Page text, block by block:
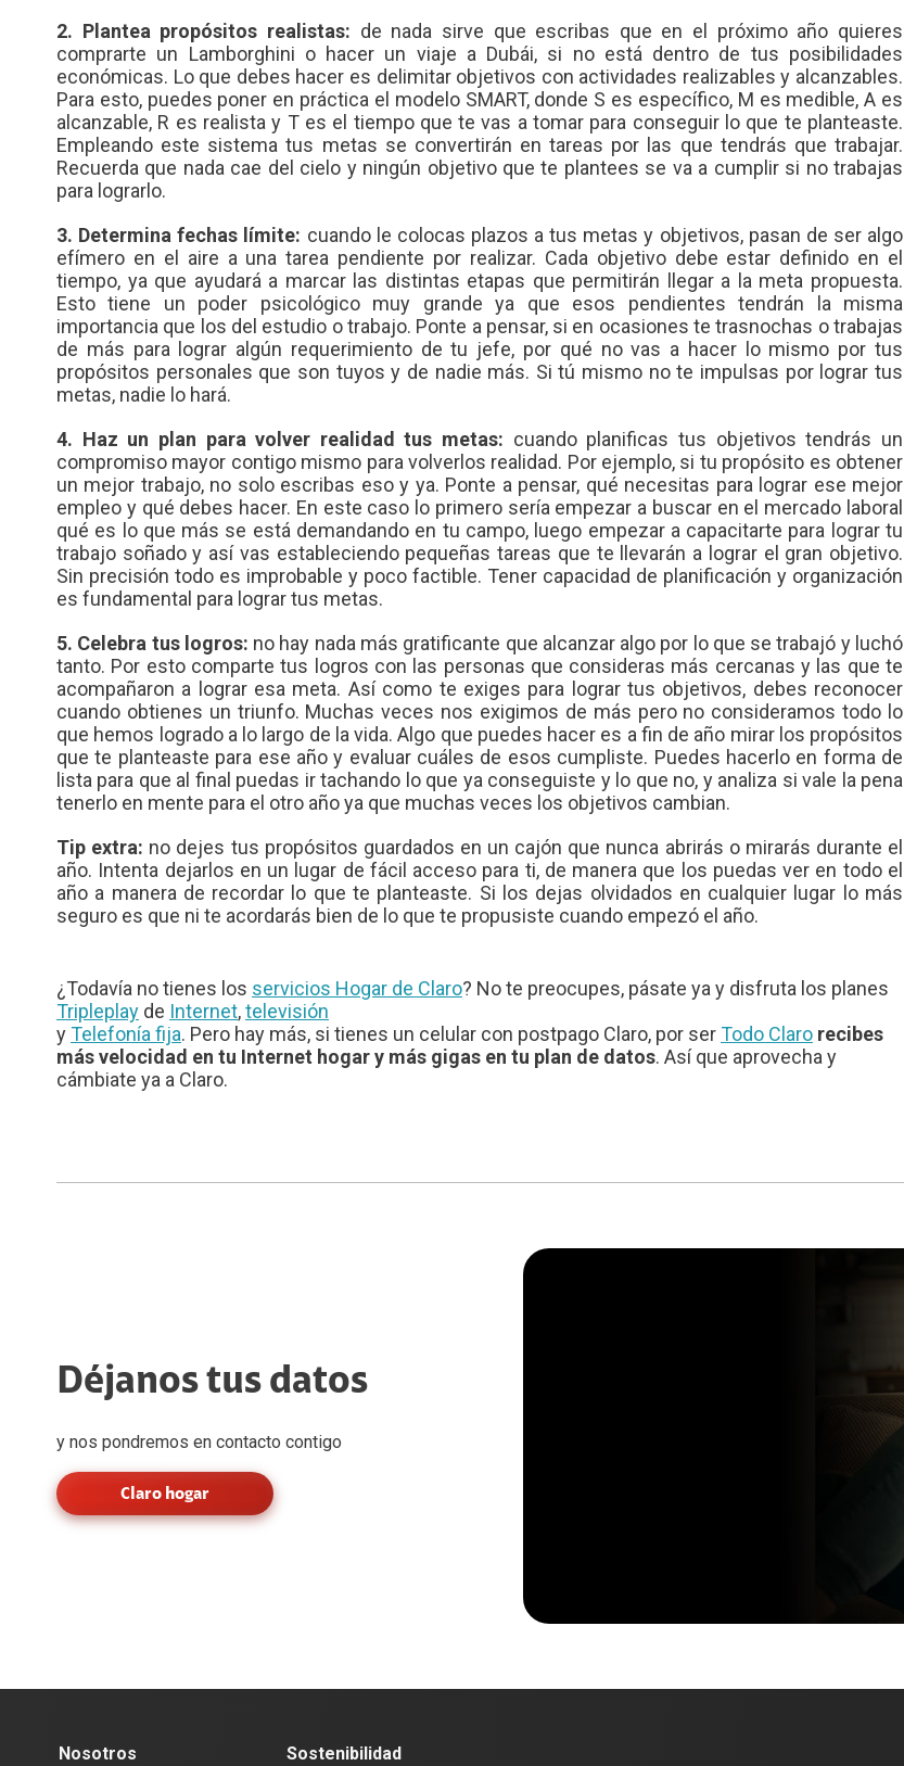
2. Plantea propósitos realistas: de nada sirve que escribas que en el próximo año quieres
comprarte un Lamborghini o hacer un viaje a Dubái, si no está dentro de tus posibilidades
económicas. Lo que debes hacer es delimitar objetivos con actividades realizables y alcanzables.
Para esto, puedes poner en práctica el modelo SMART, donde S es específico, M es medible, A es
alcanzable, R es realista y T es el tiempo que te vas a tomar para conseguir lo que te planteaste.
Empleando este sistema tus metas se convertirán en tareas por las que tendrás que trabajar.
Recuerda que nada cae del cielo y ningún objetivo que te plantees se va a cumplir si no trabajas
para lograrlo.
3. Determina fechas límite: cuando le colocas plazos a tus metas y objetivos, pasan de ser algo
efímero en el aire a una tarea pendiente por realizar. Cada objetivo debe estar definido en el
tiempo, ya que ayudará a marcar las distintas etapas que permitirán llegar a la meta propuesta.
Esto tiene un poder psicológico muy grande ya que esos pendientes tendrán la misma
importancia que los del estudio o trabajo. Ponte a pensar, si en ocasiones te trasnochas o trabajas
de más para lograr algún requerimiento de tu jefe, por qué no vas a hacer lo mismo por tus
propósitos personales que son tuyos y de nadie más. Si tú mismo no te impulsas por lograr tus
metas, nadie lo hará.
4. Haz un plan para volver realidad tus metas: cuando planificas tus objetivos tendrás un
compromiso mayor contigo mismo para volverlos realidad. Por ejemplo, si tu propósito es obtener
un mejor trabajo, no solo escribas eso y ya. Ponte a pensar, qué necesitas para lograr ese mejor
empleo y qué debes hacer. En este caso lo primero sería empezar a buscar en el mercado laboral
qué es lo que más se está demandando en tu campo, luego empezar a capacitarte para lograr tu
trabajo soñado y así vas estableciendo pequeñas tareas que te llevarán a lograr el gran objetivo.
Sin precisión todo es improbable y poco factible. Tener capacidad de planificación y organización
es fundamental para lograr tus metas.
5. Celebra tus logros: no hay nada más gratificante que alcanzar algo por lo que se trabajó y luchó
tanto. Por esto comparte tus logros con las personas que consideras más cercanas y las que te
acompañaron a lograr esa meta. Así como te exiges para lograr tus objetivos, debes reconocer
cuando obtienes un triunfo. Muchas veces nos exigimos de más pero no consideramos todo lo
que hemos logrado a lo largo de la vida. Algo que puedes hacer es a fin de año mirar los propósitos
que te planteaste para ese año y evaluar cuáles de esos cumpliste. Puedes hacerlo en forma de
lista para que al final puedas ir tachando lo que ya conseguiste y lo que no, y analiza si vale la pena
tenerlo en mente para el otro año ya que muchas veces los objetivos cambian.
Tip extra: no dejes tus propósitos guardados en un cajón que nunca abrirás o mirarás durante el
año. Intenta dejarlos en un lugar de fácil acceso para ti, de manera que los puedas ver en todo el
año a manera de recordar lo que te planteaste. Si los dejas olvidados en cualquier lugar lo más
seguro es que ni te acordarás bien de lo que te propusiste cuando empezó el año.
¿Todavía no tienes los servicios Hogar de Claro? No te preocupes, pásate ya y disfruta los planes
Tripleplay de Internet,televisión
yTelefonía fija. Pero hay más, si tienes un celular con postpago Claro, por serTodo Claro recibes
más velocidad en tu Internet hogar y más gigas en tu plan de datos. Así que aprovecha y
cámbiate ya a Claro.
Déjanos tus datos
y nos pondremos en contacto contigo
Claro hogar
Nosotros Sostenibilidad